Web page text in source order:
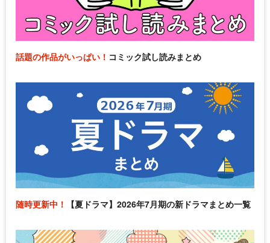
話題の作品がいっぱい！ コミック試し読みまとめ
随時更新中！ 【夏ドラマ】2026年7月期の新ドラマまとめ一覧